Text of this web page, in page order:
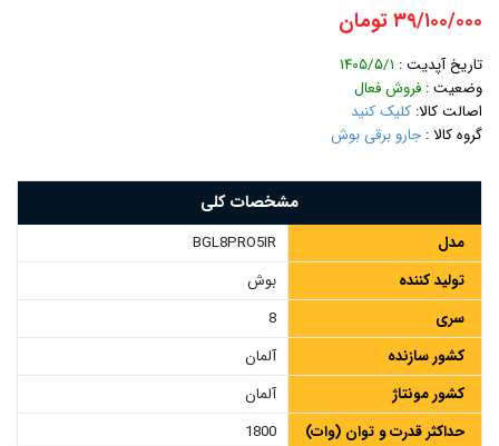
۳۹/۱۰۰/۰۰۰ تومان
تاریخ آپدیت : ۱۴۰۵/۵/۱
وضعیت : فروش فعال
اصالت کالا: کلیک کنید
گروه کالا : جارو برقی بوش
مشخصات کلی
مدل
BGL8PRO5IR
تولید کننده
بوش
سری
8
کشور سازنده
آلمان
کشور مونتاژ
آلمان
حداکثر قدرت و توان (وات)
1800